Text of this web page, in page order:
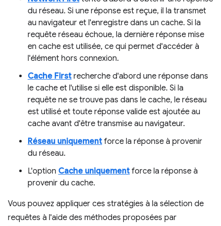
du réseau. Si une réponse est reçue, il la transmet
au navigateur et l'enregistre dans un cache. Si la
requête réseau échoue, la dernière réponse mise
en cache est utilisée, ce qui permet d'accéder à
l'élément hors connexion.
Cache First recherche d'abord une réponse dans
le cache et l'utilise si elle est disponible. Si la
requête ne se trouve pas dans le cache, le réseau
est utilisé et toute réponse valide est ajoutée au
cache avant d'être transmise au navigateur.
Réseau uniquement force la réponse à provenir
du réseau.
L'option Cache uniquement force la réponse à
provenir du cache.
Vous pouvez appliquer ces stratégies à la sélection de
requêtes à l'aide des méthodes proposées par